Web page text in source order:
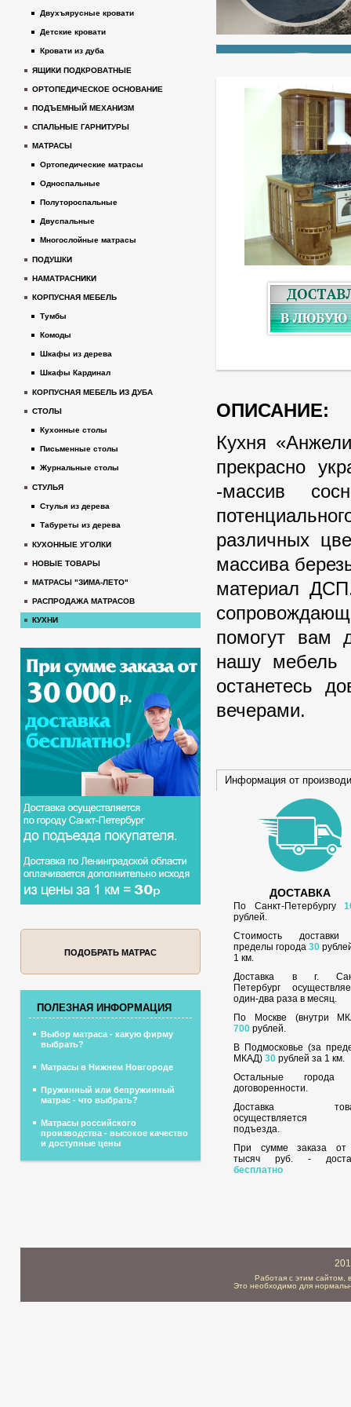
ОПИСАНИЕ:
Кухня
прекрасно
-массив
различных
массива
материал
помогут вам
нашу мебель
останетесь
вечерами.
Информация от
ДОСТАВКА
По Санкт-Петербургу
рублей.
Стоимость
пределы города30
1 км.
Доставка в г.
Петербург
один-два раза в месяц.
По Москве (внутри
700 рублей.
В Подмосковье (за
МКАД)30 рублей за 1 км.
Остальные города
договоренности.
Доставка
осуществляется
подъезда.
При сумме заказа
тысяч руб. -
бесплатно
Двухъярусные кровати
Детские кровати
Кровати из дуба
ЯЩИКИ ПОДКРОВАТНЫЕ
ОРТОПЕДИЧЕСКОЕ ОСНОВАНИЕ
ПОДЪЕМНЫЙ МЕХАНИЗМ
СПАЛЬНЫЕ ГАРНИТУРЫ
МАТРАСЫ
Ортопедические матрасы
Односпальные
Полутороспальные
Двуспальные
Многослойные матрасы
ПОДУШКИ
НАМАТРАСНИКИ
КОРПУСНАЯ МЕБЕЛЬ
Тумбы
Комоды
Шкафы из дерева
Шкафы Кардинал
КОРПУСНАЯ МЕБЕЛЬ ИЗ ДУБА
СТОЛЫ
Кухонные столы
Письменные столы
Журнальные столы
СТУЛЬЯ
Стулья из дерева
Табуреты из дерева
КУХОННЫЕ УГОЛКИ
НОВЫЕ ТОВАРЫ
МАТРАСЫ "ЗИМА-ЛЕТО"
РАСПРОДАЖА МАТРАСОВ
КУХНИ
ПОДОБРАТЬ МАТРАС
ПОЛЕЗНАЯ ИНФОРМАЦИЯ
Выбор матраса - какую фирму
выбрать?
Матрасы в Нижнем Новгороде
Пружинный или бепружинный
матрас - что выбрать?
Матрасы российского
производства - высокое качество
и доступные цены
Работая с этим сайтом,
Это необходимо для